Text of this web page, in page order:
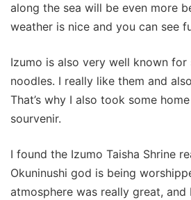
along the sea will be even more
weather is nice and you can see
Izumo is also very well known for
noodles. I really like them and
That’s why I also took some
sourvenir.
I found the Izumo Taisha Shrine
Okuninushi god is being
atmosphere was really great, and